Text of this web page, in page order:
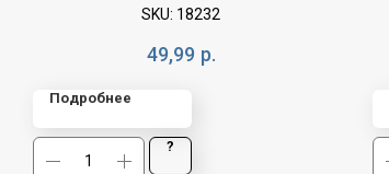
SKU: 18232
49,99 р.
Подробнее
?